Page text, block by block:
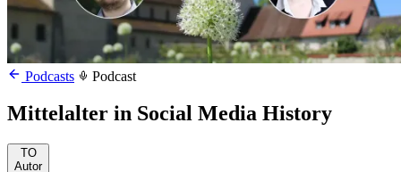
Podcasts Podcast
Mittelalter in Social Media History
TO
Autor